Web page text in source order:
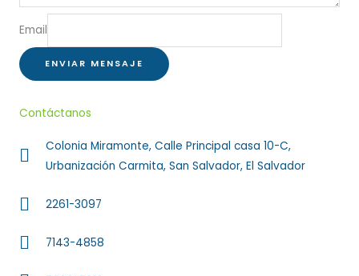
Email
ENVIAR MENSAJE
Contáctanos
Colonia Miramonte, Calle Principal casa 10-C,
Urbanización Carmita, San Salvador, El Salvador
2261-3097
7143-4858